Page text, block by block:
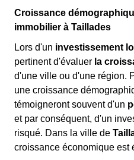
Croissance
immobilier à Taillades
Lors d'un investissement
pertinent d'évaluer la
d'une ville ou d'une région.
une croissance
témoigneront souvent d'un
et par conséquent, d'un
risqué. Dans la ville de
croissance économique est